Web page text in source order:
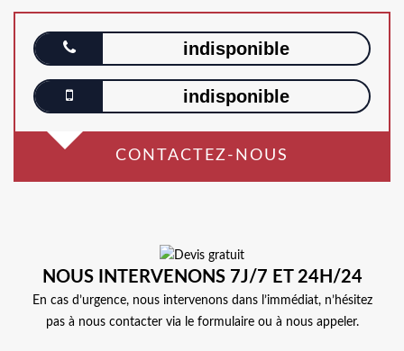
indisponible
indisponible
CONTACTEZ-NOUS
NOUS INTERVENONS 7J/7 ET 24H/24
En cas d’urgence, nous intervenons dans l’immédiat, n’hésitez
pas à nous contacter via le formulaire ou à nous appeler.